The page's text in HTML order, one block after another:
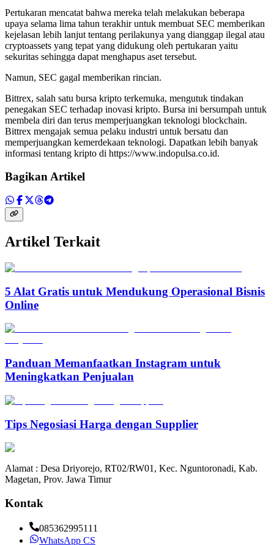
Pertukaran mencatat bahwa mereka telah melakukan beberapa
upaya selama lima tahun terakhir untuk membuat SEC memberikan
kejelasan lebih lanjut tentang perilakunya yang dianggap ilegal atau
cryptoassets yang tepat yang didukung oleh pertukaran yaitu
sekuritas sehingga dapat menghapus aset tersebut.
Namun, SEC gagal memberikan rincian.
Bittrex, salah satu bursa kripto terkemuka, mengutuk tindakan
penegakan SEC terhadap inovasi kripto. Bursa ini bersumpah untuk
membela diri dan terus memperjuangkan teknologi blockchain.
Bittrex mengajak semua pelaku industri untuk bersatu dan
memperjuangkan kemerdekaan teknologi. Dapatkan lebih banyak
informasi tentang kripto di https://www.indopulsa.co.id.
Bagikan Artikel
Artikel Terkait
5 Alat Gratis untuk Mendukung Operasional Bisnis
Online
Panduan Memanfaatkan Instagram untuk
Meningkatkan Penjualan
Tips Negosiasi Harga dengan Supplier
Alamat : Desa Driyorejo, RT02/RW01, Kec. Nguntoronadi, Kab.
Magetan, Prov. Jawa Timur
Kontak
085362995111
WhatsApp CS